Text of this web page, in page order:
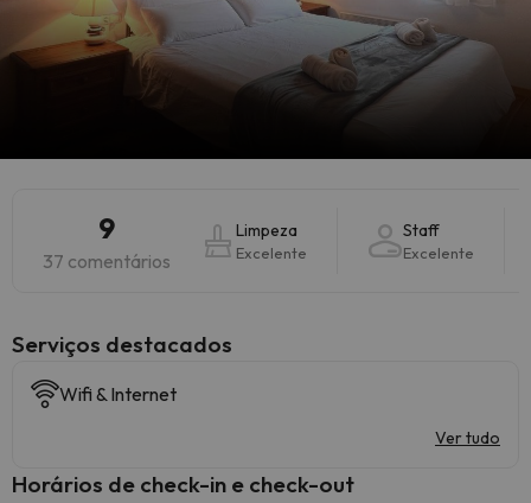
9
37 comentários
Limpeza
Excelente
Staff
Excelente
Serviços destacados
Wifi & Internet
Ver tudo
Horários de check-in e check-out